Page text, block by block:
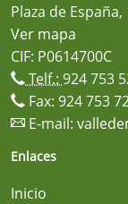
Plaza de
Ver mapa
CIF: P0614700C
Telf.: 924 753
Fax: 924 753
E-mail:
Enlaces
Inicio